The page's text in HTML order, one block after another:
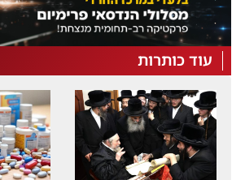
עוד כותרות